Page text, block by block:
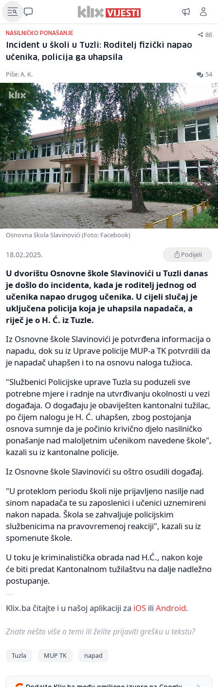
NASILNIČKO PONAŠANJE 86
Incident u školi u Tuzli: Roditelj fizički napao
učenika, policija ga uhapsila
Piše: A. K. 54
Osnovna škola Slavinovići (Foto: Facebook)
18.02.2025. Podijeli
U dvorištu Osnovne škole Slavinovići u Tuzli danas
je došlo do incidenta, kada je roditelj jednog od
učenika napao drugog učenika. U cijeli slučaj je
uključena policija koja je uhapsila napadača, a
riječ je o H. Ć. iz Tuzle.
Iz Osnovne škole Slavinovići je potvrđena informacija o
napadu, dok su iz Uprave policije MUP-a TK potvrdili da
je napadač uhapšen i to na osnovu naloga tužioca.
"Službenici Policijske uprave Tuzla su poduzeli sve
potrebne mjere i radnje na utvrđivanju okolnosti u vezi
događaja. O događaju je obaviješten kantonalni tužilac,
po čijem nalogu je H. Ć. uhapšen, zbog postojanja
osnova sumnje da je počinio krivično djelo nasilničko
ponašanje nad maloljetnim učenikom navedene škole",
kazali su iz kantonalne policije.
Iz Osnovne škole Slavinovići su oštro osudili događaj.
"U proteklom periodu školi nije prijavljeno nasilje nad
sinom napadača te su zaposlenici i učenici uznemireni
nakon napada. Škola se zahvaljuje policijskim
službenicima na pravovremenoj reakciji", kazali su iz
spomenute škole.
U toku je kriminalistička obrada nad H.Ć., nakon koje
će biti predat Kantonalnom tužilaštvu na dalje nadležno
postupanje.
Klix.ba čitajte i u našoj aplikaciji za iOS ili Android.
Znate nešto više o temi ili želite prijaviti grešku u tekstu?
Tuzla MUP TK napad